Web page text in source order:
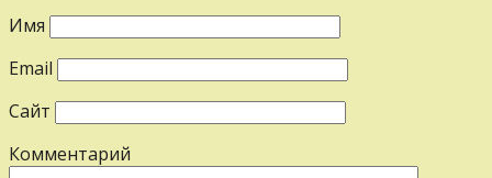
Имя
Email
Сайт
Комментарий